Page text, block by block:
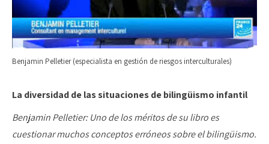
Benjamin Pelletier (especialista en gestión de riesgos interculturales)
La diversidad de las situaciones de bilingüismo infantil
Benjamin Pelletier: Uno de los méritos de su libro es
cuestionar muchos conceptos erróneos sobre el bilingüismo.